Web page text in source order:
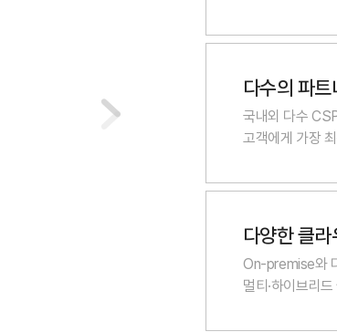
다수의 파트
국내외 다수
고객에게 가장
다양한 클
On-premise와
멀티·하이브리